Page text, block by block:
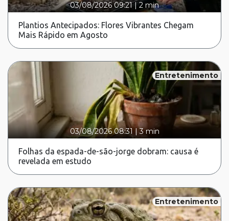
03/08/2026 09:21|2 min
Plantios Antecipados: Flores Vibrantes Chegam
Mais Rápido em Agosto
Entretenimento
03/08/2026 08:31 |3 min
Folhas da espada-de-são-jorge dobram: causa é
revelada em estudo
Entretenimento